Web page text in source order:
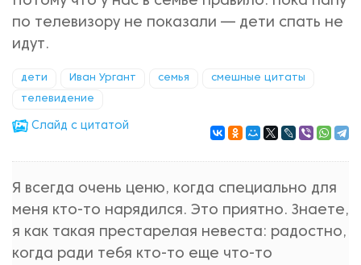
по телевизору не показали — дети спать не
идут.
дети Иван Ургант семья смешные цитаты
телевидение
Cлайд с цитатой
Я всегда очень ценю, когда специально для
меня кто-то нарядился. Это приятно. Знаете,
я как такая престарелая невеста: радостно,
когда ради тебя кто-то еще что-то